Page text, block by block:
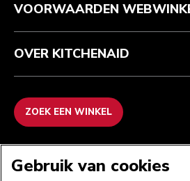
VOORWAARDEN
OVER KITCHENAID
ZOEK EEN WINKEL
Gebruik van cookies